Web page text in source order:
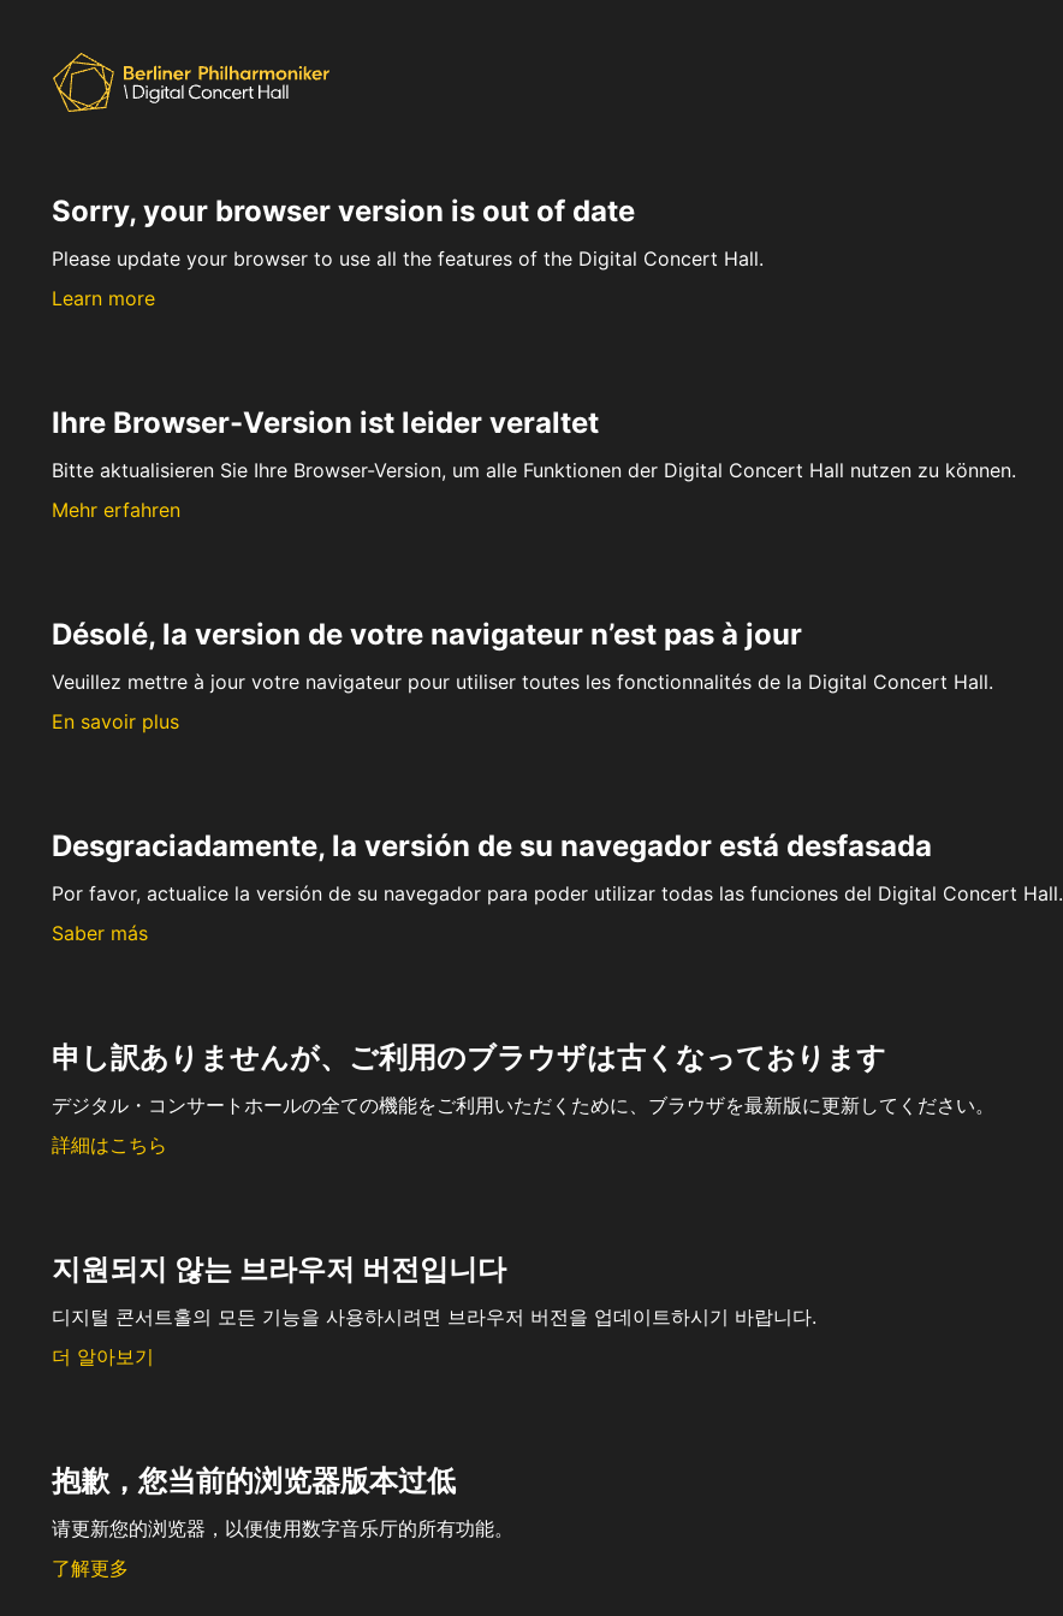
Sorry, your browser version is out of date
Please update your browser to use all the features of the Digital Concert Hall.
Learn more
Ihre Browser-Version ist leider veraltet
Bitte aktualisieren Sie Ihre Browser-Version, um alle Funktionen der Digital Concert Hall nutzen zu können.
Mehr erfahren
Désolé, la version de votre navigateur n’est pas à jour
Veuillez mettre à jour votre navigateur pour utiliser toutes les fonctionnalités de la Digital Concert Hall.
En savoir plus
Desgraciadamente, la versión de su navegador está desfasada
Por favor, actualice la versión de su navegador para poder utilizar todas las funciones del Digital Concert Hall.
Saber más
申し訳ありませんが、ご利用のブラウザは古くなっております
デジタル・コンサートホールの全ての機能をご利用いただくために、ブラウザを最新版に更新してください。
詳細はこちら
지원되지 않는 브라우저 버전입니다
디지털 콘서트홀의 모든 기능을 사용하시려면 브라우저 버전을 업데이트하시기 바랍니다.
더 알아보기
抱歉，您当前的浏览器版本过低
请更新您的浏览器，以便使用数字音乐厅的所有功能。
了解更多